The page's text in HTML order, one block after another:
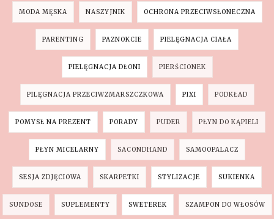
MODA MĘSKA NASZYJNIK OCHRONA PRZECIWSŁONECZNA
PARENTING PAZNOKCIE PIELĘGNACJA CIAŁA
PIELĘGNACJA DŁONI PIERŚCIONEK
PILĘGNACJA PRZECIWZMARSZCZKOWA PIXI PODKŁAD
POMYSŁ NA PREZENT PORADY PUDER PŁYN DO KĄPIELI
PŁYN MICELARNY SACONDHAND SAMOOPALACZ
SESJA ZDJĘCIOWA SKARPETKI STYLIZACJE SUKIENKA
SUNDOSE SUPLEMENTY SWETEREK SZAMPON DO WŁOSÓW